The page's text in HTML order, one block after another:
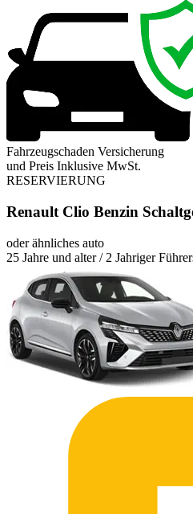
Fahrzeugschaden Versicherung
und Preis Inklusive MwSt.
RESERVIERUNG
Renault Clio Benzin
oder ähnliches auto
25 Jahre und alter / 2 Jahriger